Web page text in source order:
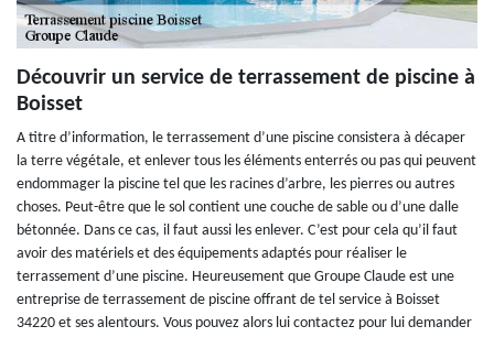
Découvrir un service de terrassement de piscine à
Boisset
A titre d’information, le terrassement d’une piscine consistera à décaper
la terre végétale, et enlever tous les éléments enterrés ou pas qui peuvent
endommager la piscine tel que les racines d’arbre, les pierres ou autres
choses. Peut-être que le sol contient une couche de sable ou d’une dalle
bétonnée. Dans ce cas, il faut aussi les enlever. C’est pour cela qu’il faut
avoir des matériels et des équipements adaptés pour réaliser le
terrassement d’une piscine. Heureusement que Groupe Claude est une
entreprise de terrassement de piscine offrant de tel service à Boisset
34220 et ses alentours. Vous pouvez alors lui contactez pour lui demander